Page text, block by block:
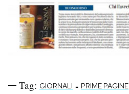
Tag: GIORNALI - PRIME PAGINE